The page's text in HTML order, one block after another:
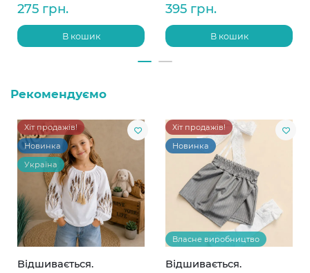
275 грн.
В кошик
395 грн.
В кошик
Рекомендуємо
Хіт продажів!
Новинка
Україна
Відшивається.
Хіт продажів!
Новинка
Власне виробництво
Відшивається.